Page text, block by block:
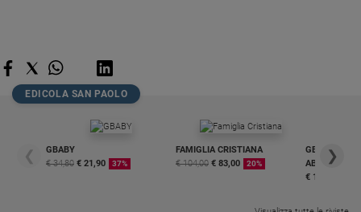
spettacoli
Sanremo
Tv
EDICOLA SAN PAOLO
❮
GBABY
€ 34,80 € 21,90 37%
FAMIGLIA CRISTIANA
€ 104,00 € 83,00 20%
GBABY
€ 16,99
❯